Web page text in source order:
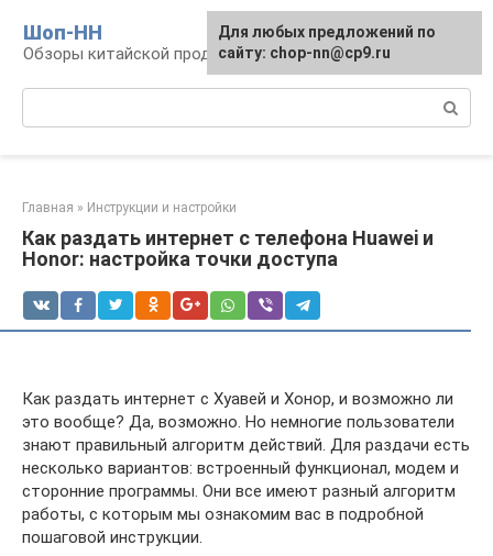
контенту
Шоп-HH
Обзоры китайской продукции Huawei и Honor
Главная » Инструкции и настройки
Как раздать интернет с телефона Huawei и
Honor: настройка точки доступа
Как раздать интернет с Хуавей и Хонор, и возможно ли
это вообще? Да, возможно. Но немногие пользователи
знают правильный алгоритм действий. Для раздачи есть
несколько вариантов: встроенный функционал, модем и
сторонние программы. Они все имеют разный алгоритм
работы, с которым мы ознакомим вас в подробной
пошаговой инструкции.
Для любых предложений по
сайту: chop-nn@cp9.ru